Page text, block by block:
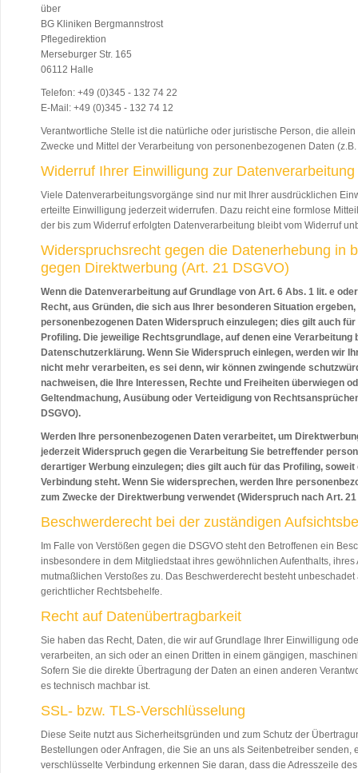
über
BG Kliniken Bergmannstrost
Pflegedirektion
Merseburger Str. 165
06112 Halle
Telefon: +49 (0)345 - 132 74 22
E-Mail: +49 (0)345 - 132 74 12
Verantwortliche Stelle ist die natürliche oder juristische Person, die
Zwecke und Mittel der Verarbeitung von personenbezogenen Daten
Widerruf Ihrer Einwilligung zur Datenverarbeitung
Viele Datenverarbeitungsvorgänge sind nur mit Ihrer ausdrücklichen
erteilte Einwilligung jederzeit widerrufen. Dazu reicht eine formlose
der bis zum Widerruf erfolgten Datenverarbeitung bleibt vom Widerruf
Widerspruchsrecht gegen die Datenerhebung in
gegen Direktwerbung (Art. 21 DSGVO)
Wenn die Datenverarbeitung auf Grundlage von Art. 6 Abs. 1 lit. e
Recht, aus Gründen, die sich aus Ihrer besonderen Situation
personenbezogenen Daten Widerspruch einzulegen; dies gilt auch
Profiling. Die jeweilige Rechtsgrundlage, auf denen eine Verarbeitung
Datenschutzerklärung. Wenn Sie Widerspruch einlegen, werden wir
nicht mehr verarbeiten, es sei denn, wir können zwingende
nachweisen, die Ihre Interessen, Rechte und Freiheiten überwiegen
Geltendmachung, Ausübung oder Verteidigung von
DSGVO).
Werden Ihre personenbezogenen Daten verarbeitet, um
jederzeit Widerspruch gegen die Verarbeitung Sie betreffender
derartiger Werbung einzulegen; dies gilt auch für das Profiling,
Verbindung steht. Wenn Sie widersprechen, werden Ihre
zum Zwecke der Direktwerbung verwendet (Widerspruch nach Art. 21
Beschwerderecht bei der zuständigen
Im Falle von Verstößen gegen die DSGVO steht den Betroffenen ein
insbesondere in dem Mitgliedstaat ihres gewöhnlichen Aufenthalts, ihres
mutmaßlichen Verstoßes zu. Das Beschwerderecht besteht
gerichtlicher Rechtsbehelfe.
Recht auf Datenübertragbarkeit
Sie haben das Recht, Daten, die wir auf Grundlage Ihrer Einwilligung
verarbeiten, an sich oder an einen Dritten in einem gängigen,
Sofern Sie die direkte Übertragung der Daten an einen anderen
es technisch machbar ist.
SSL- bzw. TLS-Verschlüsselung
Diese Seite nutzt aus Sicherheitsgründen und zum Schutz der
Bestellungen oder Anfragen, die Sie an uns als Seitenbetreiber senden,
verschlüsselte Verbindung erkennen Sie daran, dass die Adresszeile des